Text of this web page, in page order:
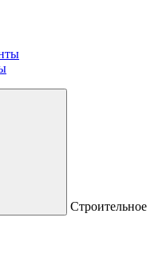
Строительное